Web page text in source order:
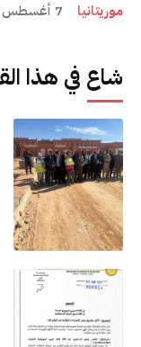
موريتانيا 7 أغسطس 2026، 14:36 مساءً
شاع في هذا